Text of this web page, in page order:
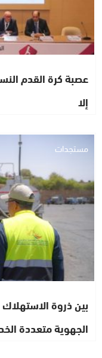
عصبة كرة القدم
إلا
مستجدات
بين ذروة
الجهوية متعددة